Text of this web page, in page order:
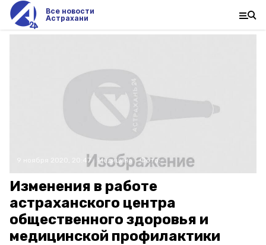
Все новости
Астрахани
9 ноября 2020, 20:47 Медицина Фото:
Изменения в работе
астраханского центра
общественного здоровья и
медицинской профилактики